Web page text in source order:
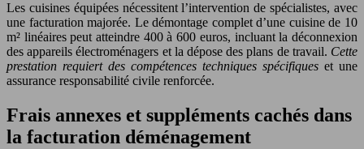
Les cuisines équipées nécessitent l’intervention de spécialistes, avec
une facturation majorée. Le démontage complet d’une cuisine de 10
m² linéaires peut atteindre 400 à 600 euros, incluant la déconnexion
des appareils électroménagers et la dépose des plans de travail. Cette
prestation requiert des compétences techniques spécifiques et une
assurance responsabilité civile renforcée.
Frais annexes et suppléments cachés dans
la facturation déménagement